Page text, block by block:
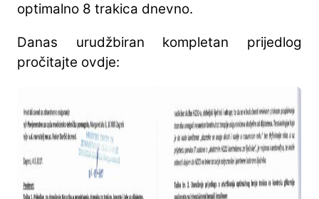
optimalno 8 trakica dnevno.
Danas urudžbiran kompletan prijedlog
pročitajte ovdje: